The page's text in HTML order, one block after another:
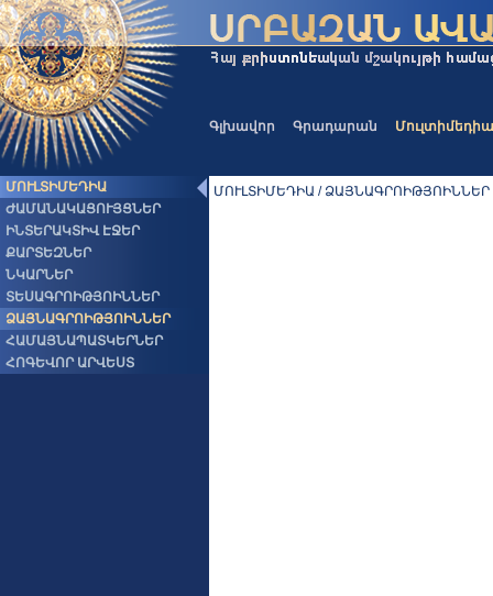
Գլխավոր Գրադարան Մուլտիմեդիա
ՄՈՒԼՏԻՄԵԴԻԱ
ԺԱՄԱՆԱԿԱՑՈՒՅՑՆԵՐ
ԻՆՏԵՐԱԿՏԻՎ ԷՋԵՐ
ՔԱՐՏԵԶՆԵՐ
ՆԿԱՐՆԵՐ
ՏԵՍԱԳՐՈԻԹՅՈԻՆՆԵՐ
ՁԱՅՆԱԳՐՈԻԹՅՈԻՆՆԵՐ
ՀԱՄԱՅՆԱՊԱՏԿԵՐՆԵՐ
ՀՈԳԵՎՈՐ ԱՐՎԵՍՏ
ՄՈՒԼՏԻՄԵԴԻԱ / ՁԱՅՆԱԳՐՈԻԹՅՈԻՆՆԵՐ